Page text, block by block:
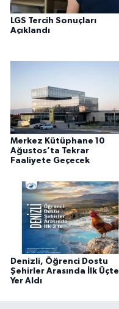
LGS Tercih Sonuçları
Açıklandı
Merkez Kütüphane 10
Ağustos’ta Tekrar
Faaliyete Geçecek
Denizli, Öğrenci Dostu
Şehirler Arasında İlk Üçte
Yer Aldı